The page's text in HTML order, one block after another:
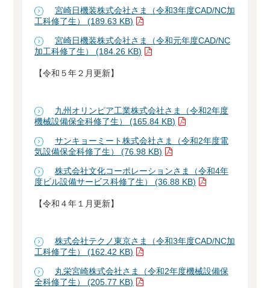
宮崎日機装株式会社さま（令和3年度CAD/NC加
工科修了生） (189.63 KB)
宮崎日機装株式会社さま（令和元年度CAD/NC
加工科修了生） (184.26 KB)
【令和５年２月更新】
九州オリンピア工業株式会社さま（令和2年度
機械設備保全科修了生） (165.84 KB)
サンキョーミート株式会社さま（令和2年度電
気設備保全科修了生） (76.98 KB)
株式会社文化コーポレーションさま（令和4年
度ビル設備サービス科修了生） (36.88 KB)
【令和４年１月更新】
株式会社テクノ東京さま（令和3年度CAD/NC加
工科修了生） (162.42 KB)
丸栄宮崎株式会社さま（令和2年度機械設備保
全科修了生） (205.77 KB)